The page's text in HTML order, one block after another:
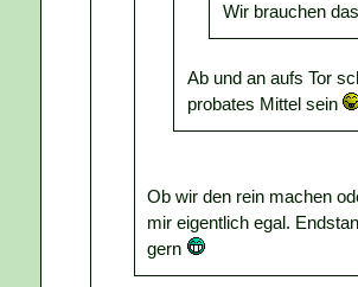
Wir brauchen
Ab und an aufs Tor
probates Mittel sein
Ob wir den rein machen
mir eigentlich egal.
gern